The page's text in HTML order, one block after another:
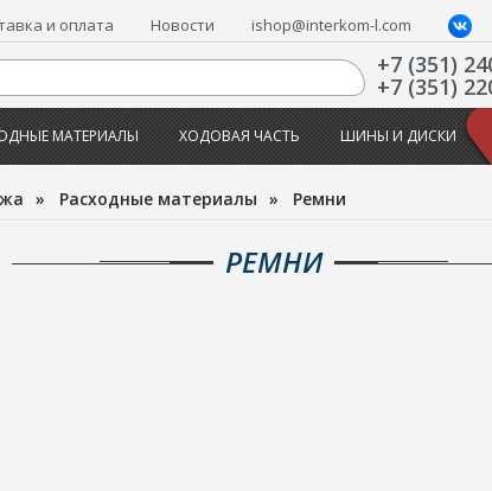
и оплата Новости ishop@interkom-l.com
+7 (351)
+7 (351)
МАТЕРИАЛЫ ХОДОВАЯ ЧАСТЬ ШИНЫ И ДИСКИ
» Расходные материалы » Ремни
РЕМНИ